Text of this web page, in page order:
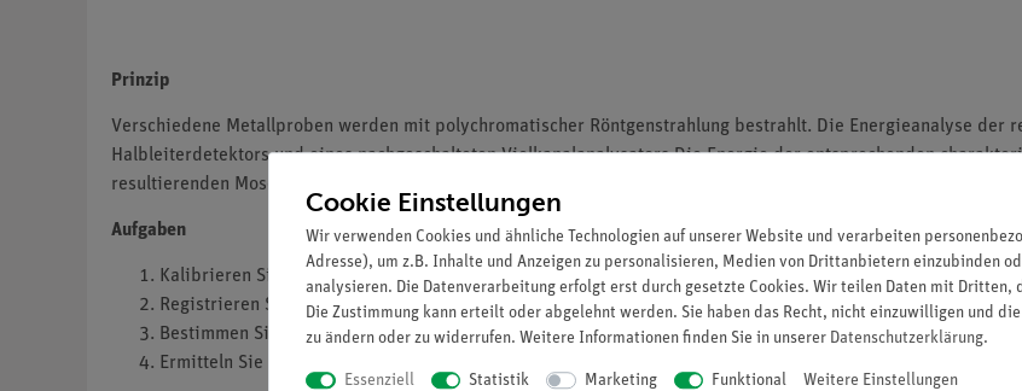
Prinzip
Verschiedene Metallproben werden mit polychromatischer Röntgenstrahlung bestrahlt. Die Energieanalyse der
Halbleiterdetektors und eines nachgeschalteten Vielkanalanalysators.Die Energie der entsprechenden
resultierenden Moseley-Diagrammen werden Rydbergfrequenz und Abschirmkonstanten ermittelt.
Aufgaben
Kalibrieren Sie mit Hilfe der charakteristischen Strahlung der Wolfram-Röntgenröhre den
Registrieren Sie die Spektren der von den Metallproben erzeugten Fluoreszenzstrahlungen.
Bestimmen Sie die Energien der entsprechenden charakteristischen K α-und Kβ-Röntgenlinien.
Ermitteln Sie aus den resultierenden Moseley-Diagrammen sind jeweils die Rydbergfrequenz und die
Cookie Einstellungen
Wir verwenden Cookies und ähnliche Technologien auf unserer Website und verarbeiten
Adresse), um z.B. Inhalte und Anzeigen zu personalisieren, Medien von Drittanbietern einzubinden
analysieren. Die Datenverarbeitung erfolgt erst durch gesetzte Cookies. Wir teilen Daten mit Dritten,
Die Zustimmung kann erteilt oder abgelehnt werden. Sie haben das Recht, nicht einzuwilligen und
zu ändern oder zu widerrufen. Weitere Informationen finden Sie in unserer Daten­schutz­erklärung.
Essenziell Statistik Marketing Funktional Weitere Einstellungen